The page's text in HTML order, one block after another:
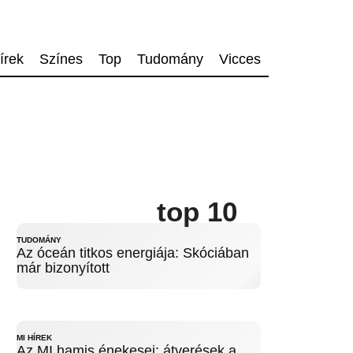
Színes Top Tudomány Vicces
top 10
TUDOMÁNY
Az óceán titkos energiája: Skóciában
már bizonyított
MI HÍREK